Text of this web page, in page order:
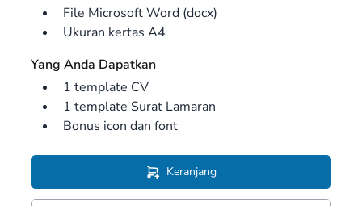
File Microsoft Word (docx)
Ukuran kertas A4
Yang Anda Dapatkan
1 template CV
1 template Surat Lamaran
Bonus icon dan font
Keranjang